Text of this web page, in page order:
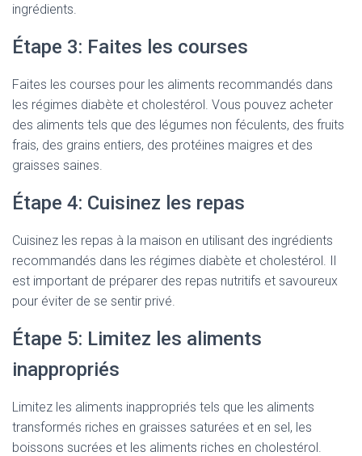
ingrédients.
Étape 3: Faites les courses
Faites les courses pour les aliments recommandés dans
les régimes diabète et cholestérol. Vous pouvez acheter
des aliments tels que des légumes non féculents, des fruits
frais, des grains entiers, des protéines maigres et des
graisses saines.
Étape 4: Cuisinez les repas
Cuisinez les repas à la maison en utilisant des ingrédients
recommandés dans les régimes diabète et cholestérol. Il
est important de préparer des repas nutritifs et savoureux
pour éviter de se sentir privé.
Étape 5: Limitez les aliments
inappropriés
Limitez les aliments inappropriés tels que les aliments
transformés riches en graisses saturées et en sel, les
boissons sucrées et les aliments riches en cholestérol.